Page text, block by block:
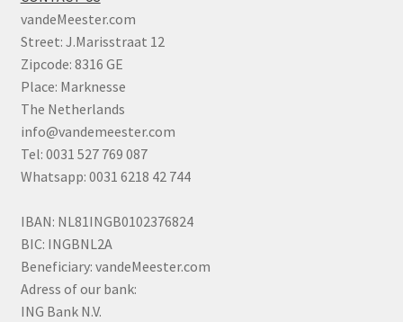
vandeMeester.com
Street: J.Marisstraat 12
Zipcode: 8316 GE
Place: Marknesse
The Netherlands
info@vandemeester.com
Tel: 0031 527 769 087
Whatsapp: 0031 6218 42 744
IBAN: NL81INGB0102376824
BIC: INGBNL2A
Beneficiary: vandeMeester.com
Adress of our bank:
ING Bank N.V.